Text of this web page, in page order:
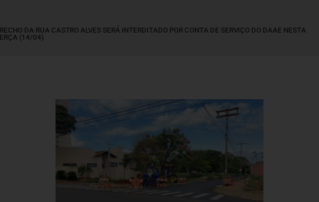
DA RUA CASTRO ALVES SERÁ INTERDITADO POR CONTA DE SERVIÇO DO DAAE NESTA
(14/04)